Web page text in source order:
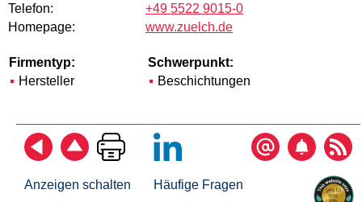
Telefon:
+49 5522 9015-0
Homepage:
www.zuelch.de
Firmentyp:
Hersteller
Schwerpunkt:
Beschichtungen
Anzeigen schalten
Häufige Fragen